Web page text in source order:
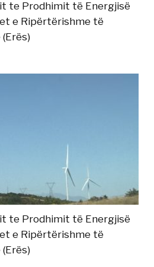
te Prodhimit të Energjisë
e Ripërtërishme të
te Prodhimit të Energjisë
e Ripërtërishme të